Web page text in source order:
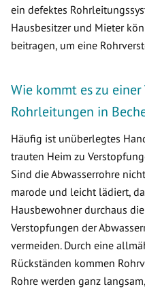
ein defektes
Hausbesitzer und Mieter
beitragen, um eine
Wie kommt es zu
Rohrleitungen in
Häufig ist unüberlegtes
trauten Heim zu
Sind die Abwasserrohre
marode und leicht lädiert,
Hausbewohner durchaus
Verstopfungen der
vermeiden. Durch eine
Rückständen kommen
Rohre werden ganz